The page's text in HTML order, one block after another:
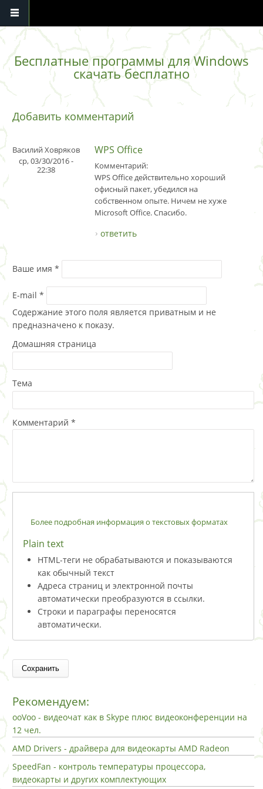
Перейти к основному содержанию
Бесплатные программы для Windows
скачать бесплатно
Добавить комментарий
Василий Ховряков
ср, 03/30/2016 -
22:38
WPS Office
Комментарий:
WPS Office действительно хороший
офисный пакет, убедился на
собственном опыте. Ничем не хуже
Microsoft Office. Спасибо.
ответить
Ваше имя *
E-mail *
Содержание этого поля является приватным и не
предназначено к показу.
Домашняя страница
Тема
Комментарий *
Более подробная информация о текстовых форматах
Plain text
HTML-теги не обрабатываются и показываются
как обычный текст
Адреса страниц и электронной почты
автоматически преобразуются в ссылки.
Строки и параграфы переносятся
автоматически.
Рекомендуем:
ooVoo - видеочат как в Skype плюс видеоконференции на
12 чел.
AMD Drivers - драйвера для видеокарты AMD Radeon
SpeedFan - контроль температуры процессора,
видеокарты и других комплектующих